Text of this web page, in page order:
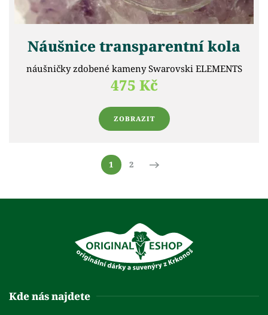
Náušnice transparentní kola
náušničky zdobené kameny Swarovski ELEMENTS
475 Kč
ZOBRAZIT
1 2
Kde nás najdete